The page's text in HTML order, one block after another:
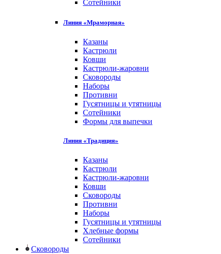
Сотейники
Линия «Мраморная»
Казаны
Кастрюли
Ковши
Кастрюли-жаровни
Сковороды
Наборы
Противни
Гусятницы и утятницы
Сотейники
Формы для выпечки
Линия «Традиция»
Казаны
Кастрюли
Кастрюли-жаровни
Ковши
Сковороды
Противни
Наборы
Гусятницы и утятницы
Хлебные формы
Сотейники
Сковороды